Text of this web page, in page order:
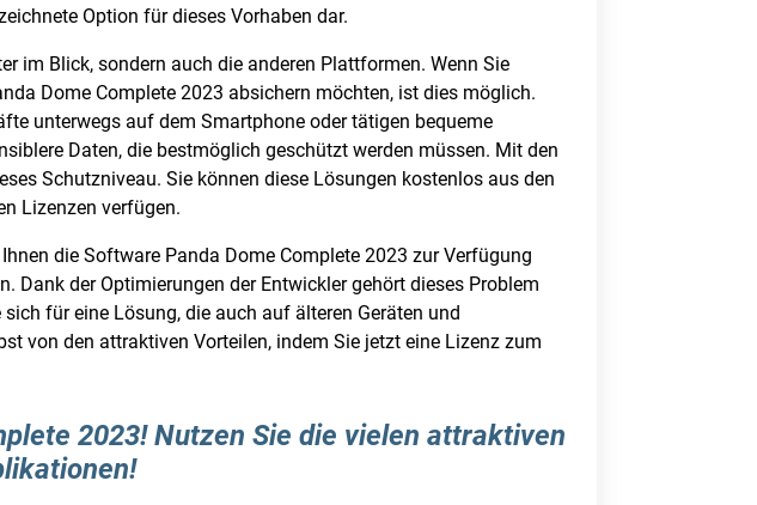
Option für dieses Vorhaben dar.
im Blick, sondern auch die anderen Plattformen. Wenn Sie
Dome Complete 2023 absichern möchten, ist dies möglich.
unterwegs auf dem Smartphone oder tätigen bequeme
Daten, die bestmöglich geschützt werden müssen. Mit den
Schutzniveau. Sie können diese Lösungen kostenlos aus den
Lizenzen verfügen.
die Software Panda Dome Complete 2023 zur Verfügung
Dank der Optimierungen der Entwickler gehört dieses Problem
für eine Lösung, die auch auf älteren Geräten und
von den attraktiven Vorteilen, indem Sie jetzt eine Lizenz zum
2023! Nutzen Sie die vielen attraktiven